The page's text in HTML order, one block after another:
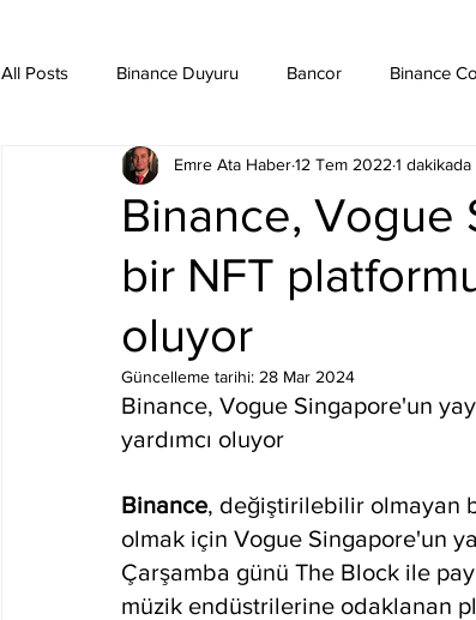
All Posts Binance Duyuru Bancor Binance
Binance Taraftar Token Bitcoin Bitcoin Sv
Bittorent Coin Chiliz Compound Dai
Binance, Vogue
bir NFT
oluyor
Emre Ata Haber12 Tem 2022 1
Güncelleme tarihi: 28 Mar 2024
Binance, Vogue Singapore'un
yardımcı oluyor
Binance, değiştirilebilir olmayan
olmak için Vogue Singapore'un
Çarşamba günü The Block ile
müzik endüstrilerine odaklanan